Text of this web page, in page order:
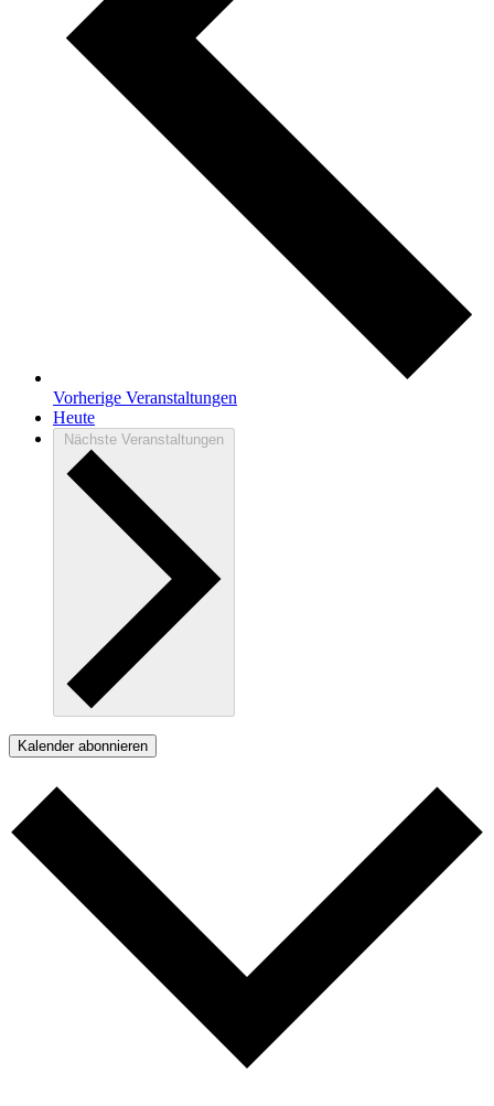
Vorherige Veranstaltungen
Heute
Nächste Veranstaltungen
Kalender abonnieren